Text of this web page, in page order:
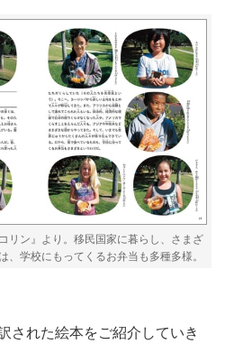
リン』より。移民国家に暮らし、さまざ
、学校にもってくるお弁当も多種多様。
された絵本をご紹介していき